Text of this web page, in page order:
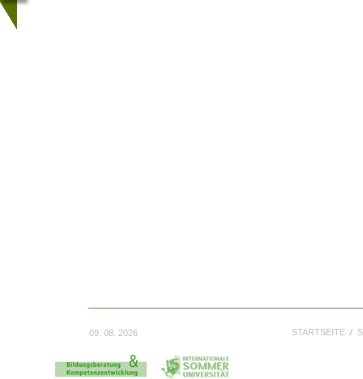
09. 08. 2026 STARTSEITE